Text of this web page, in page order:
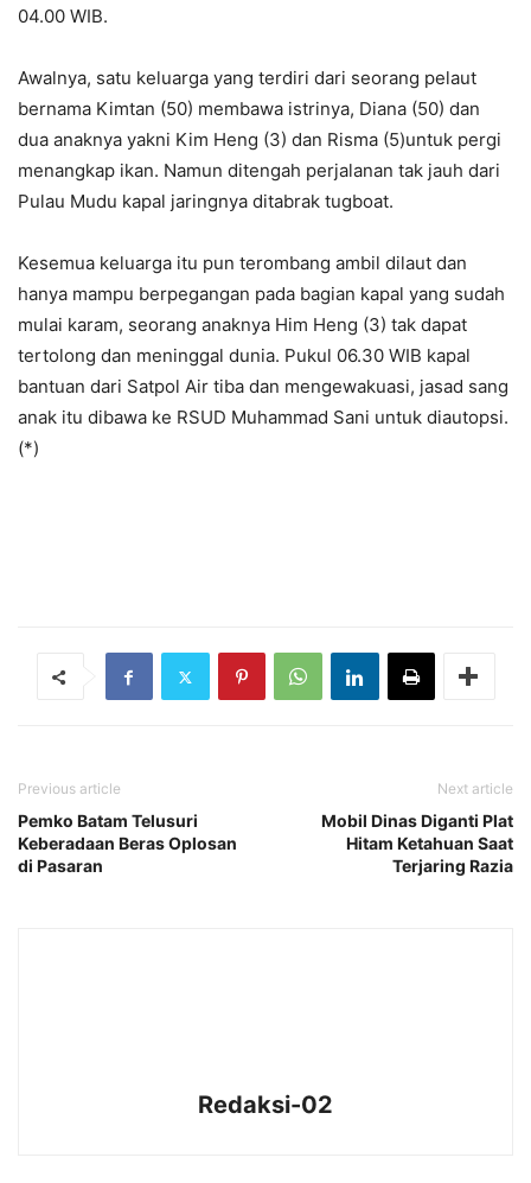
04.00 WIB.
Awalnya, satu keluarga yang terdiri dari seorang pelaut
bernama Kimtan (50) membawa istrinya, Diana (50) dan
dua anaknya yakni Kim Heng (3) dan Risma (5)untuk pergi
menangkap ikan. Namun ditengah perjalanan tak jauh dari
Pulau Mudu kapal jaringnya ditabrak tugboat.
Kesemua keluarga itu pun terombang ambil dilaut dan
hanya mampu berpegangan pada bagian kapal yang sudah
mulai karam, seorang anaknya Him Heng (3) tak dapat
tertolong dan meninggal dunia. Pukul 06.30 WIB kapal
bantuan dari Satpol Air tiba dan mengewakuasi, jasad sang
anak itu dibawa ke RSUD Muhammad Sani untuk diautopsi.
(*)
Previous article
Pemko Batam Telusuri
Keberadaan Beras Oplosan
di Pasaran
Next article
Mobil Dinas Diganti Plat
Hitam Ketahuan Saat
Terjaring Razia
Redaksi-02